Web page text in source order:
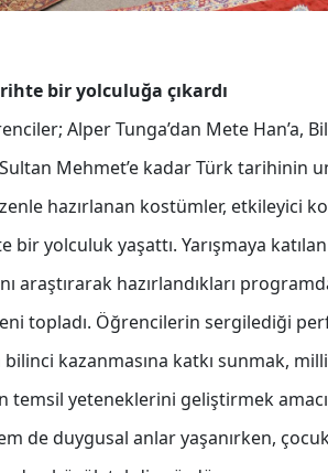
bir yolculuğa çıkardı
Alper Tunga’dan Mete Han’a,
Sultan Mehmet’e kadar Türk tarihinin
hazırlanan kostümler, etkileyici
yolculuk yaşattı. Yarışmaya
araştırarak hazırlandıkları
topladı. Öğrencilerin sergilediği
kazanmasına katkı sunmak,
temsil yeteneklerini geliştirmek
de duygusal anlar yaşanırken,